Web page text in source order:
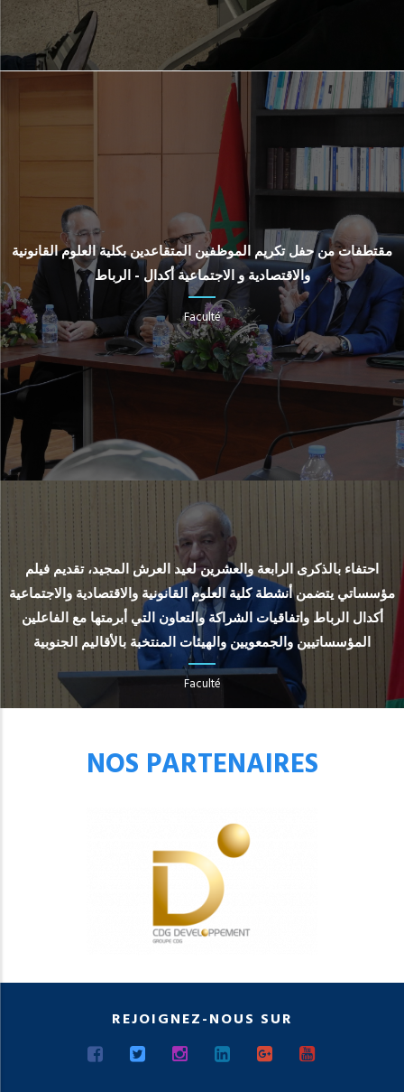
مقتطفات من حفل تكريم الموظفين المتقاعدين بكلية العلوم القانونية
والاقتصادية و الاجتماعية أكدال - الرباط
Faculté
احتفاء بالذكرى الرابعة والعشرين لعيد العرش المجيد، تقديم فيلم
مؤسساتي يتضمن أنشطة كلية العلوم القانونية والاقتصادية والاجتماعية
أكدال الرباط واتفاقيات الشراكة والتعاون التي أبرمتها مع الفاعلين
المؤسساتيين والجمعويين والهيئات المنتخبة بالأقاليم الجنوبية
Faculté
NOS PARTENAIRES
REJOIGNEZ-NOUS SUR